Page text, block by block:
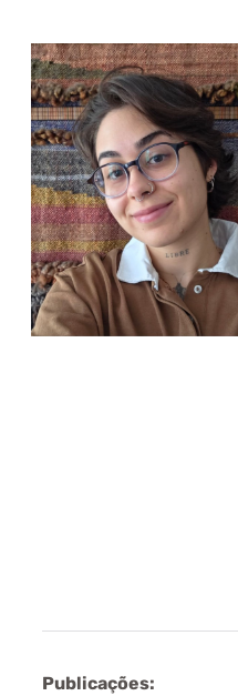
Publicações: